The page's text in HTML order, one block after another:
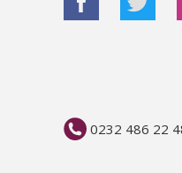
0232 486 22